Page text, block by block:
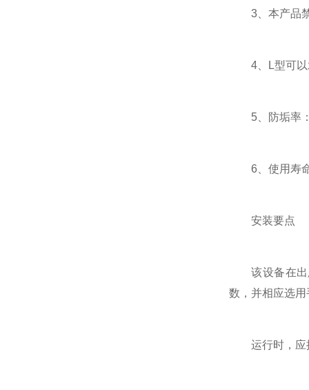
3、本产品禁
4、L型可以水
5、防垢率：
6、使用寿命
安装要点
该设备在出厂
数，并相应选
运行时，应